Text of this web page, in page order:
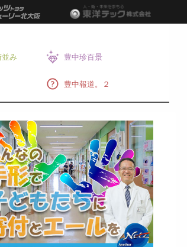
並み 豊中珍百景
豊中報道。２